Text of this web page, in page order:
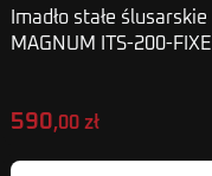
Imadło stałe ślusarskie
MAGNUM ITS-200-FIXE
590,00 zł